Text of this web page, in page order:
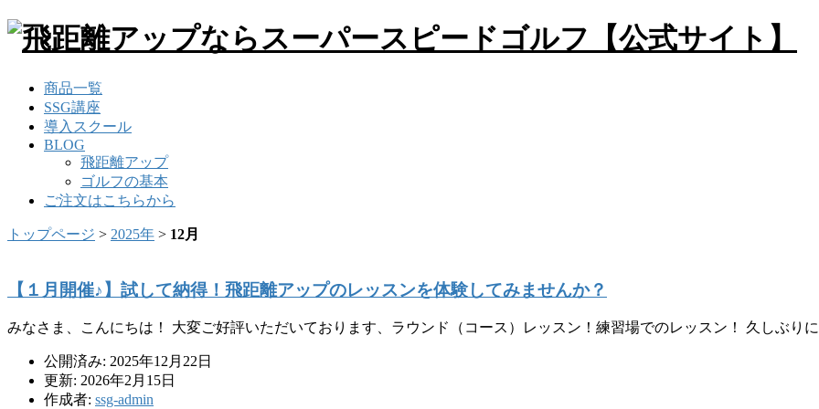
商品一覧
SSG講座
導入スクール
BLOG
飛距離アップ
ゴルフの基本
ご注文はこちらから
トップページ > 2025年 > 12月
【１月開催♪】試して納得！飛距離アップのレッスンを体験してみませんか？
みなさま、こんにちは！ 大変ご好評いただいております、ラウンド（コース）レッスン！練習場でのレッスン！ 久しぶり
公開済み: 2025年12月22日
更新: 2026年2月15日
作成者: ssg-admin